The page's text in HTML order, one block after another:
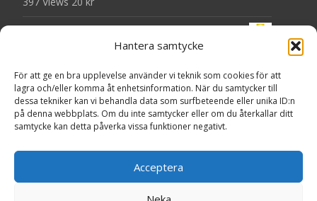
Hantera samtycke
För att ge en bra upplevelse använder vi teknik som cookies för att
lagra och/eller komma åt enhetsinformation. När du samtycker till
dessa tekniker kan vi behandla data som surfbeteende eller unika ID:n
på denna webbplats. Om du inte samtycker eller om du återkallar ditt
samtycke kan detta påverka vissa funktioner negativt.
Acceptera
Haribo Starmix - 170 g
387 Views25kr
Godsaker "Till mitt hjärta" - Majas lyktor/